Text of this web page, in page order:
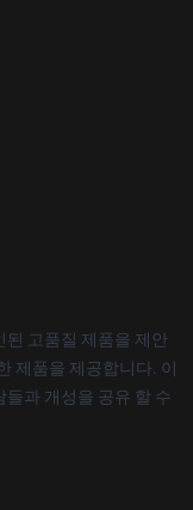
된 고품질 제품을 제안
제품을 제공합니다. 이
과 개성을 공유 할 수